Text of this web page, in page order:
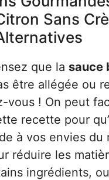
Sans
que la sauce
être allégée ou
vous ! On peut
recette pour
à vos envies du
réduire les
ingrédients,